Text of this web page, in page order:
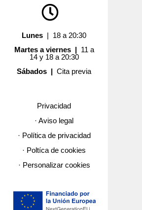
Lunes | 18 a 20:30
Martes a viernes | 11 a
14 y 18 a 20:30
Sábados |Cita previa
Privacidad
· Aviso legal
· Política de privacidad
· Poltíca de cookies
· Personalizar cookies